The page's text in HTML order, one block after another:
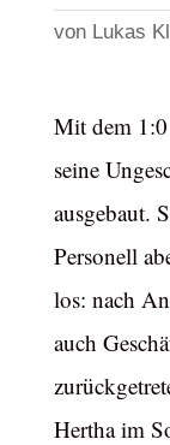
von Lukas
Mit dem
seine
ausgebaut.
Personell
los: nach
auch
Hertha im